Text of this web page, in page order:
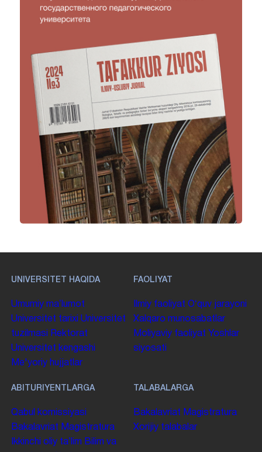
UNIVERSITET HAQIDA
Umumiy maʼlumot
Universitet tarixi Universitet
tuzilmasi
Rektorat
Universitet kengashi
Me'yoriy hujjatlar
FAOLIYAT
Ilmiy faoliyat Oʻquv jarayoni
Xalqaro munosabatlar
Moliyaviy faoliyat Yoshlar
siyosati
ABITURIYENTLARGA
Qabul komissiyasi
Bakalavriat Magistratura
Ikkinchi oliy taʼlim Bilim va
TALABALARGA
Bakalavriat Magistratura
Xorijiy talabalar